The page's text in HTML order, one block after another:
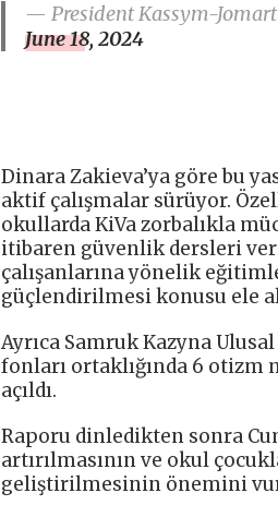
— President Kassym-Jomart
June 18, 2024
Dinara Zakieva’ya göre bu
aktif çalışmalar sürüyor.
okullarda KiVa zorbalıkla
itibaren güvenlik dersleri
çalışanlarına yönelik
güçlendirilmesi konusu ele
Ayrıca Samruk Kazyna
fonları ortaklığında 6 otizm
açıldı.
Raporu dinledikten sonra
artırılmasının ve okul
geliştirilmesinin önemini